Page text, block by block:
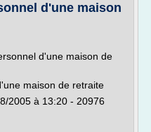
d'une maison
d'une maison de
maison de retraite
2005 à 13:20 - 20976